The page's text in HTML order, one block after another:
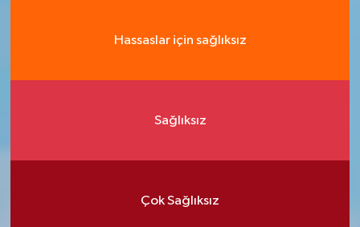
Hassaslar için sağlıksız
Sağlıksız
Çok Sağlıksız